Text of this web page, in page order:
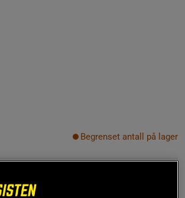
Begrenset antall på lager